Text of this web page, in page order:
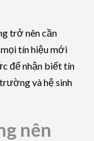
trở nên cần
tín hiệu mới
để nhận biết tín
và hệ sinh
nên